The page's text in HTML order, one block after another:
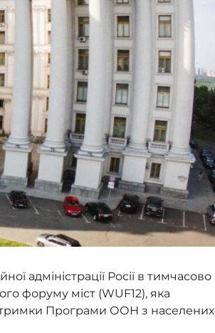
адміністрації Росії в тимчасово
форуму міст (WUF12), яка
Програми ООН з населених